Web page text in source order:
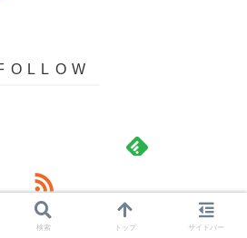
検索 トップ サイドバー